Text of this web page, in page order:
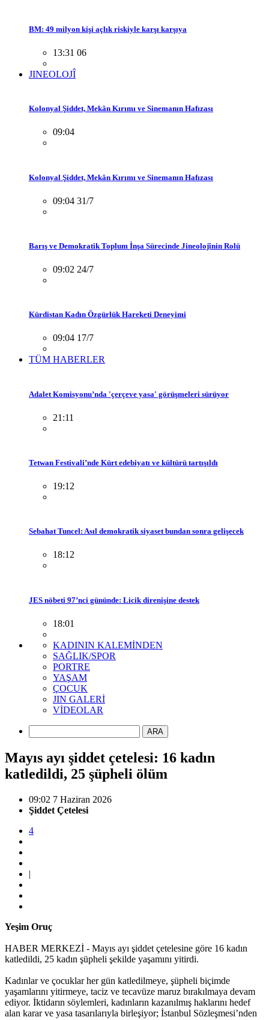
BM: 49 milyon kişi açlık riskiyle karşı karşıya
13:31 06
JINEOLOJÎ
Kolonyal Şiddet, Mekân Kırımı ve Sinemanın Hafızası
09:04
Kolonyal Şiddet, Mekân Kırımı ve Sinemanın Hafızası
09:04 31/7
Barış ve Demokratik Toplum İnşa Sürecinde Jineolojînin Rolü
09:02 24/7
Kürdistan Kadın Özgürlük Hareketi Deneyimi
09:04 17/7
TÜM HABERLER
Adalet Komisyonu’nda 'çerçeve yasa' görüşmeleri sürüyor
21:11
Tetwan Festivali’nde Kürt edebiyatı ve kültürü tartışıldı
19:12
Sebahat Tuncel: Asıl demokratik siyaset bundan sonra gelişecek
18:12
JES nöbeti 97’nci gününde: Licik direnişine destek
18:01
KADININ KALEMİNDEN
SAĞLIK/SPOR
PORTRE
YAŞAM
ÇOCUK
JIN GALERİ
VİDEOLAR
ARA
Mayıs ayı şiddet çetelesi: 16 kadın
katledildi, 25 şüpheli ölüm
09:02 7 Haziran 2026
Şiddet Çetelesi
4
|
Yeşim Oruç
HABER MERKEZİ - Mayıs ayı şiddet çetelesine göre 16 kadın
katledildi, 25 kadın şüpheli şekilde yaşamını yitirdi.
Kadınlar ve çocuklar her gün katledilmeye, şüpheli biçimde
yaşamlarını yitirmeye, taciz ve tecavüze maruz bırakılmaya devam
ediyor. İktidarın söylemleri, kadınların kazanılmış haklarını hedef
alan karar ve yasa tasarılarıyla birleşiyor; İstanbul Sözleşmesi’nden